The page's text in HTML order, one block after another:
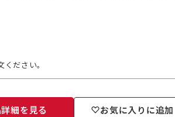
ださい。
細を見る お気に入りに追加